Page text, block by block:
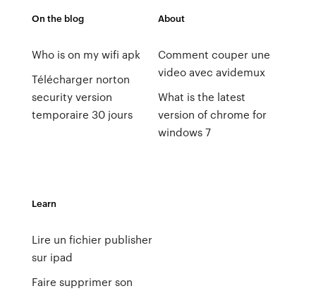
On the blog
Who is on my wifi apk
Télécharger norton
security version
temporaire 30 jours
About
Comment couper une
video avec avidemux
What is the latest
version of chrome for
windows 7
Learn
Lire un fichier publisher
sur ipad
Faire supprimer son